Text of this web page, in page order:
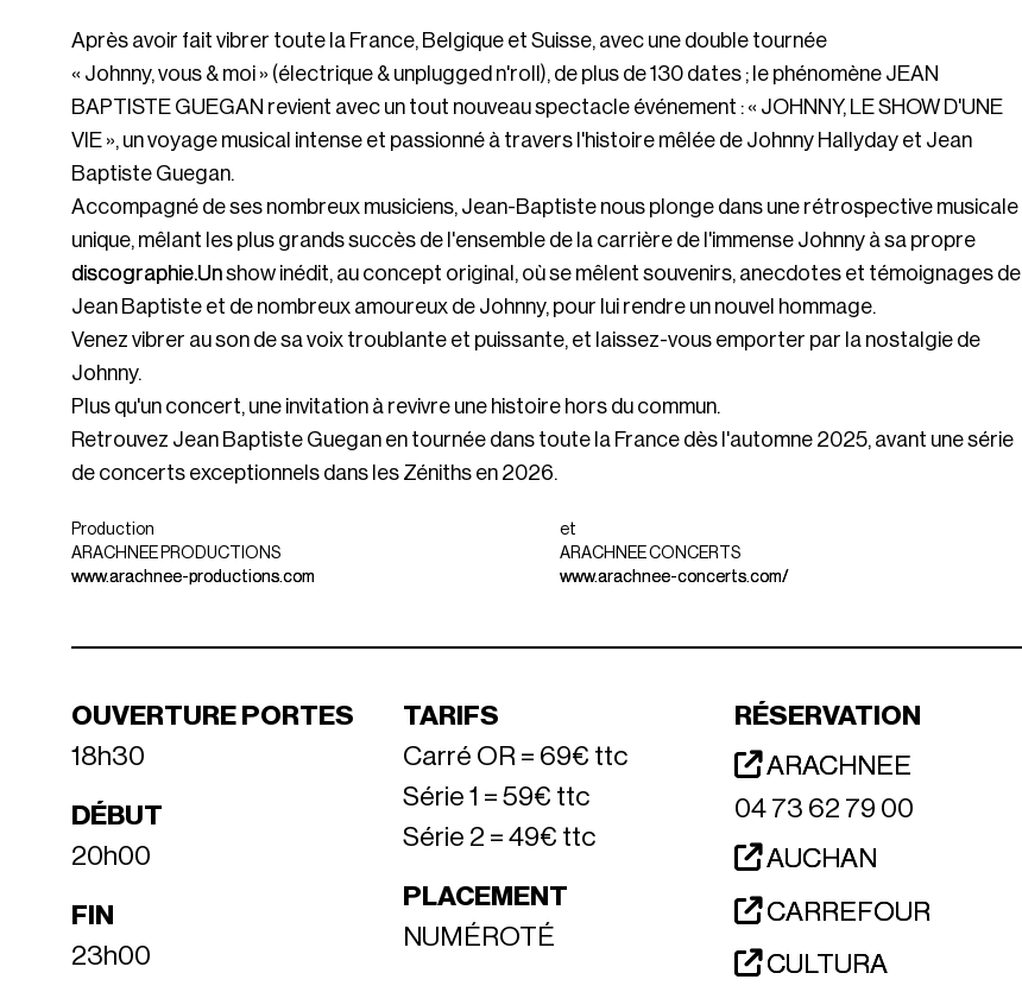
Après avoir fait vibrer toute la France, Belgique et Suisse, avec une double tournée
« Johnny, vous & moi » (électrique & unplugged n'roll), de plus de 130 dates ; le phénomène JEAN
BAPTISTE GUEGAN revient avec un tout nouveau spectacle événement : « JOHNNY, LE SHOW D'UNE
VIE », un voyage musical intense et passionné à travers l'histoire mêlée de Johnny Hallyday et Jean
Baptiste Guegan.
Accompagné de ses nombreux musiciens, Jean-Baptiste nous plonge dans une rétrospective musicale
unique, mêlant les plus grands succès de l'ensemble de la carrière de l'immense Johnny à sa propre
discographie.Unshow inédit, au concept original, où se mêlent souvenirs, anecdotes et témoignages de
Jean Baptiste et de nombreux amoureux de Johnny, pour lui rendre un nouvel hommage.
Venez vibrer au son de sa voix troublante et puissante, et laissez-vous emporter par la nostalgie de
Johnny.
Plus qu'un concert, une invitation à revivre une histoire hors du commun.
Retrouvez Jean Baptiste Guegan en tournée dans toute la France dès l'automne 2025, avant une série
de concerts exceptionnels dans les Zéniths en 2026.
Production
ARACHNEE PRODUCTIONS
www.arachnee-productions.com
et
ARACHNEE CONCERTS
www.arachnee-concerts.com/
OUVERTURE PORTES
18h30
DÉBUT
20h00
FIN
23h00
TARIFS
Carré OR = 69€ ttc
Série 1 = 59€ ttc
Série 2 = 49€ ttc
PLACEMENT
NUMÉROTÉ
RÉSERVATION
ARACHNEE
04 73 62 79 00
AUCHAN
CARREFOUR
CULTURA